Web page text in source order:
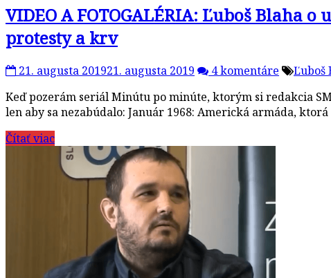
VIDEO A FOTOGALÉRIA: Ľuboš Blaha
protesty a krv
21. augusta 201921. augusta 2019 4 komentáre Ľuboš
Keď pozerám seriál Minútu po minúte, ktorým si redakcia
len aby sa nezabúdalo: Január 1968: Americká armáda,
Čítať viac